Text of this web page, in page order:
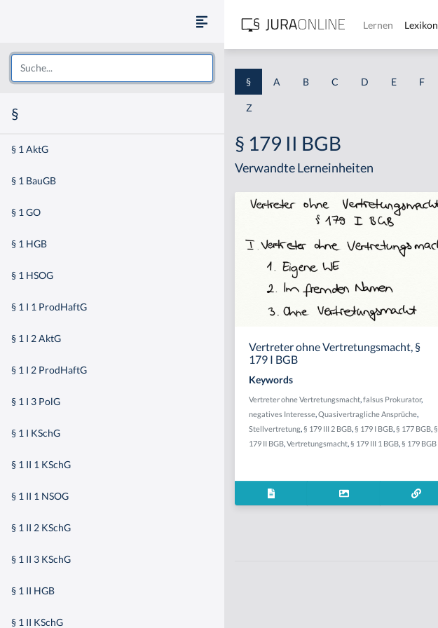
§
§ 1 AktG
§ 1 BauGB
§ 1 GO
§ 1 HGB
§ 1 HSOG
§ 1 I 1 ProdHaftG
§ 1 I 2 AktG
§ 1 I 2 ProdHaftG
§ 1 I 3 PolG
§ 1 I KSchG
§ 1 II 1 KSchG
§ 1 II 1 NSOG
§ 1 II 2 KSchG
§ 1 II 3 KSchG
§ 1 II HGB
§ 1 II KSchG
Lernen Lexikon
§ A B C D E F
Z
§ 179 II BGB
Verwandte Lerneinheiten
Vertreter ohne Vertretungsmacht, §
179 I BGB
Keywords
Vertreter ohne Vertretungsmacht,falsus Prokurator,
negatives Interesse,Quasivertragliche Ansprüche,
Stellvertretung,§ 179 III 2 BGB,§ 179 I BGB,§ 177 BGB,§
179 II BGB,Vertretungsmacht,§ 179 III 1 BGB,§ 179 BGB